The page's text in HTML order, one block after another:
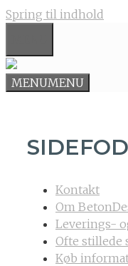
Spring til indhold
MENUMENU
SIDEFOD
Kontakt
Om
Leverings-
Ofte stillede
Køb